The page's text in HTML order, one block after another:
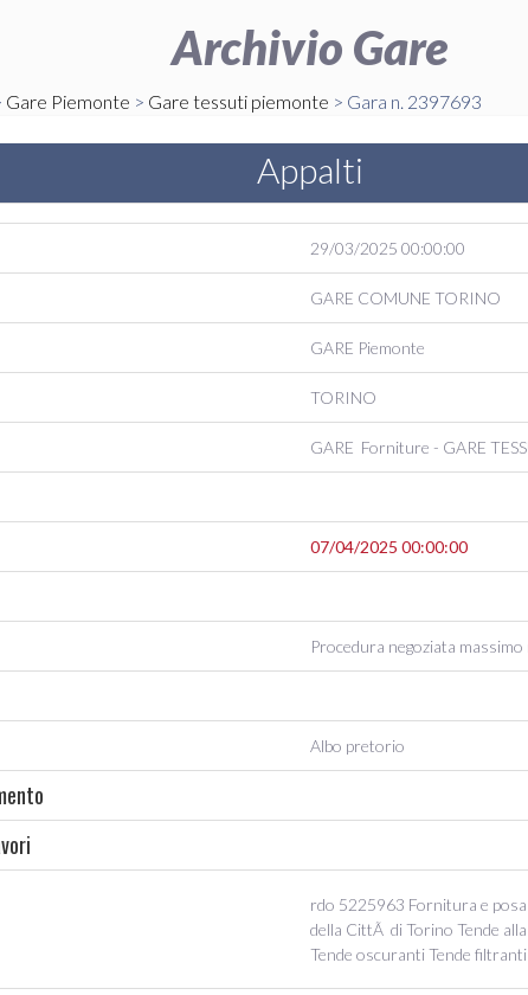
Archivio Gare
Gare Piemonte > Gare tessuti piemonte > Gara n. 2397693
Appalti
29/03/2025 00:00:00
GARE COMUNE TORINO
GARE Piemonte
TORINO
GARE Forniture - GARE
07/04/2025 00:00:00
Procedura negoziata
Albo pretorio
rdo 5225963 Fornitura e
della CittÃ di Torino Tende
Tende oscuranti Tende filtranti